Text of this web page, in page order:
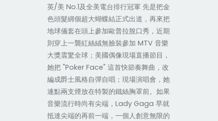
英/美 No.1及全美電台排行冠軍 先是把金
色頭髮綁個超大蝴蝶結正式出道，再來把
地球儀套在頭上參加歐普拉脫口秀，近期
則穿上一襲紅絲絨無臉裝參加 MTV 音樂
大獎震驚全球；美國偶像現場直播節目，
她把 "Poker Face" 這首快節奏舞曲，改
編成爵士風格自彈自唱；現場演唱會，她
連點兩支煙放在特製的鐵絲胸罩前。如果
音樂流行時尚有尖端，Lady Gaga 早就
抵達尖端的再前一端，一個人創意無限的